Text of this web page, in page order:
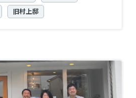
旧村上邸